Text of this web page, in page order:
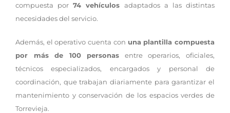
compuesta por74 vehículos adaptados a las distintas
necesidades del servicio.
Además, el operativo cuenta con una plantilla compuesta
por más de 100 personas entre operarios, oficiales,
técnicos especializados, encargados y personal de
coordinación, que trabajan diariamente para garantizar el
mantenimiento y conservación de los espacios verdes de
Torrevieja.